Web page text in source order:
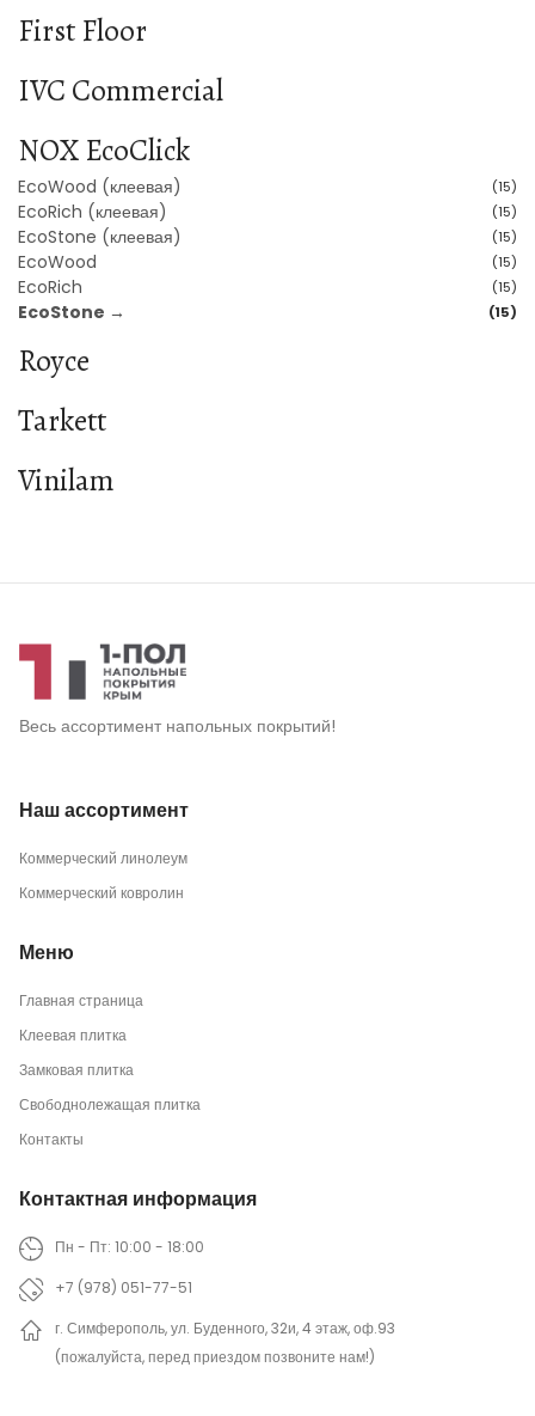
First Floor
IVC Commercial
NOX EcoClick
EcoWood (клеевая) (15)
EcoRich (клеевая) (15)
EcoStone (клеевая) (15)
EcoWood (15)
EcoRich (15)
EcoStone → (15)
Royce
Tarkett
Vinilam
Весь ассортимент напольных покрытий!
Наш ассортимент
Коммерческий линолеум
Коммерческий ковролин
Меню
Главная страница
Клеевая плитка
Замковая плитка
Свободнолежащая плитка
Контакты
Контактная информация
Пн - Пт: 10:00 - 18:00
+7 (978) 051-77-51
г. Симферополь, ул. Буденного, 32и, 4 этаж, оф.93
(пожалуйста, перед приездом позвоните нам!)